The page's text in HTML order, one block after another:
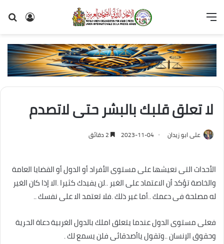
تسجيل
القائمة
لا تعلق قلبك بالبشر حتى لاتصدم
على ابو زيدان 2023-11-04
الأحداث التى نعيشها على مستوى الأفراد أو الدول أو القضايا العامة
والخاصة تؤكد أن الاعتماد على الغير ..لن يفيدك كثيرا .الا إذا كان الغير
له مصلحة فى دعمك ..أما غير ذلك .فلا تعتمد الا على نفسك ..
فعلى مستوى الدول عندما يتعلق املك بالدول الغربية دعاة الحرية
وحقوق الإنسان ..وتقول ياأصدقائى فلن يسمع لك .